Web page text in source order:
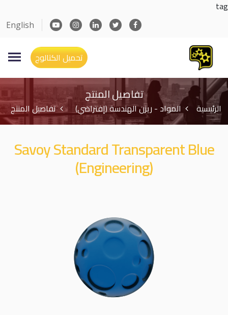
tag
English
تحميل الكتالوج
تفاصيل المنتج
الرئيسية المواد - ريزن الهندسة (إفتراضي) تفاصيل المنتج
Savoy Standard Transparent Blue
(Engineering)